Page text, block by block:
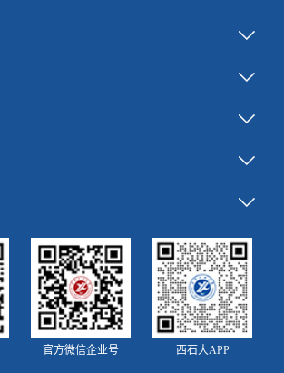
官方微信企业号 西石大APP